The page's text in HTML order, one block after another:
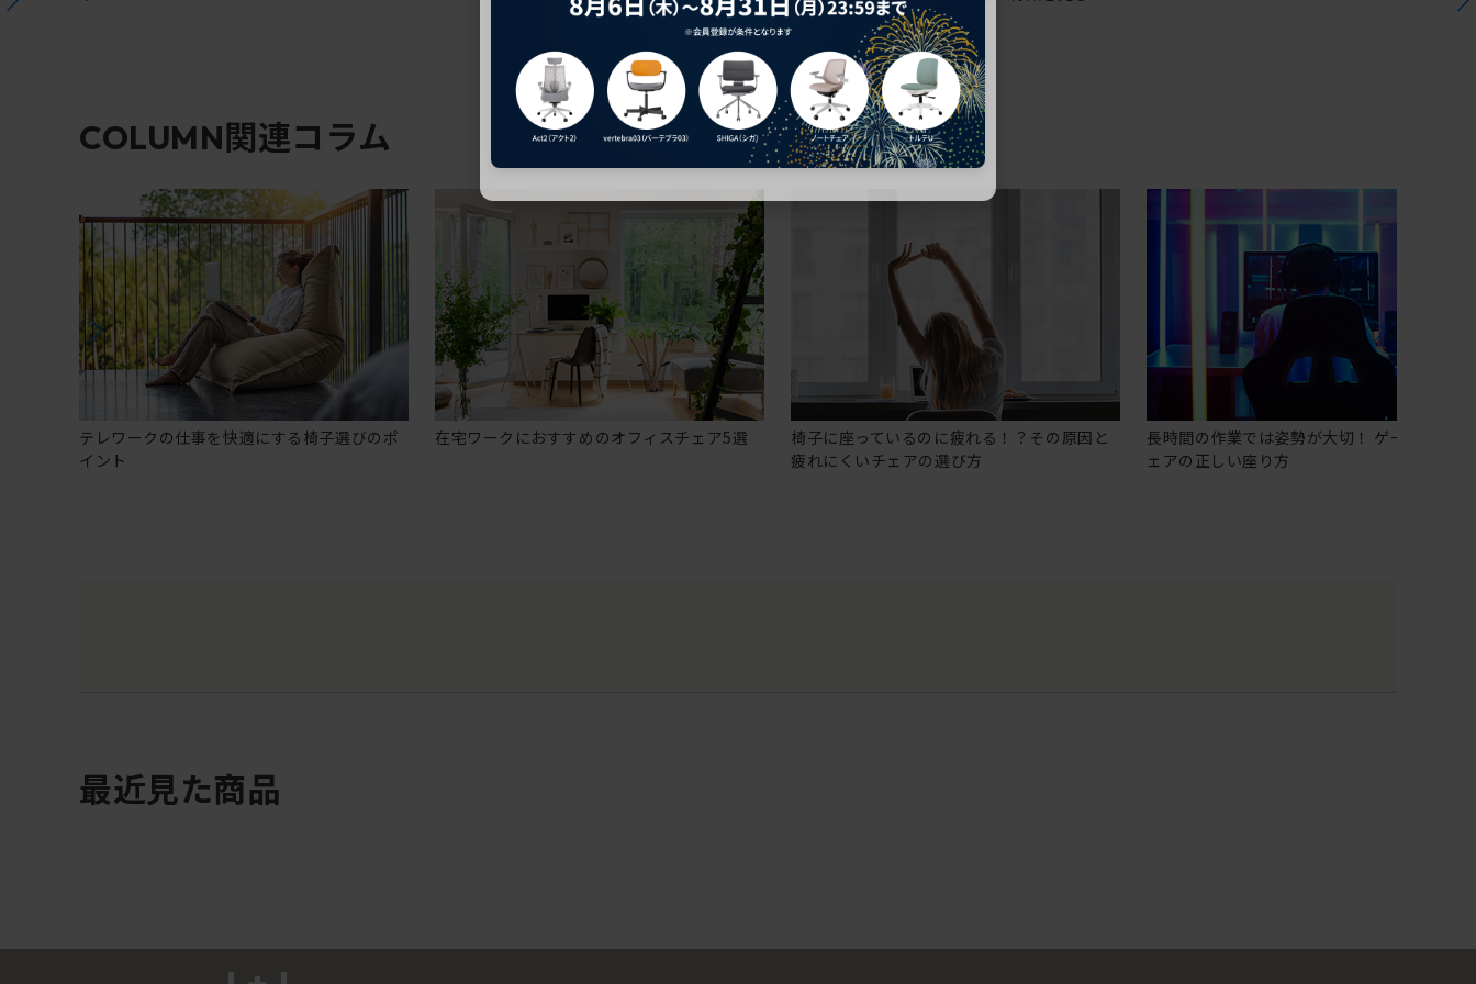
COLUMN関連コラム
テレワークの仕事を快適にする椅子選びのポ
イント
在宅ワークにおすすめのオフィスチェア5選
椅子に座っているのに疲れる！？その原因と
疲れにくいチェアの選び方
長時間の作業では姿勢が大切！ ゲーミングチ
ェアの正しい座り方
最近見た商品